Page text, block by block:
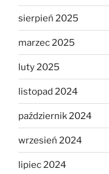
sierpień 2025
marzec 2025
luty 2025
listopad 2024
październik 2024
wrzesień 2024
lipiec 2024